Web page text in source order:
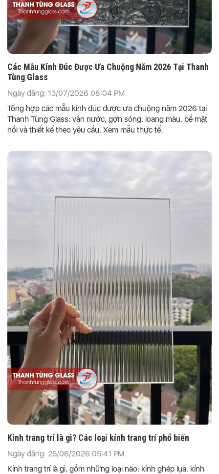
Các Mẫu Kính Đúc Được Ưa Chuộng Năm 2026 Tại Thanh
Tùng Glass
Ngày đăng: 13/07/2026 08:04 PM
Tổng hợp các mẫu kính đúc được ưa chuộng năm 2026 tại
Thanh Tùng Glass: vân nước, gợn sóng, loang màu, bề mặt
nổi và thiết kế theo yêu cầu. Xem mẫu thực tế.
Kính trang trí là gì? Các loại kính trang trí phổ biến
Ngày đăng: 25/06/2026 05:41 PM
Kính trang trí là gì, gồm những loại nào: kính ghép lụa, kính